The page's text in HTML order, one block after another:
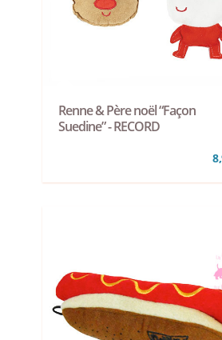
Renne & Père noël “Façon
Suedine” - RECORD